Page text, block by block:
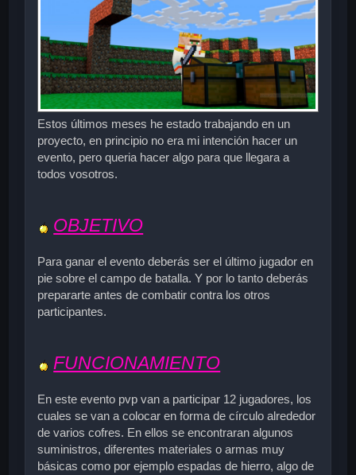
Estos últimos meses he estado trabajando en un
proyecto, en principio no era mi intención hacer un
evento, pero queria hacer algo para que llegara a
todos vosotros.
OBJETIVO
Para ganar el evento deberás ser el último jugador en
pie sobre el campo de batalla. Y por lo tanto deberás
prepararte antes de combatir contra los otros
participantes.
FUNCIONAMIENTO
En esteevento pvpvan a participar 12 jugadores, los
cuales se van a colocar en forma de círculo alrededor
de varios cofres. En ellos se encontraran algunos
suministros, diferentes materiales o armas muy
básicas como por ejemplo espadas de hierro, algo de